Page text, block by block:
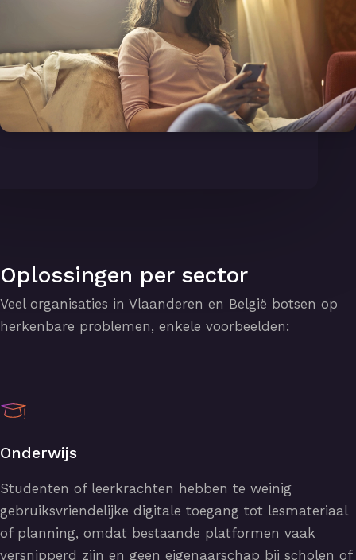
Oplossingen per sector
Veel organisaties in Vlaanderen en België botsen op
herkenbare problemen, enkele voorbeelden:
Onderwijs
Studenten of leerkrachten hebben te weinig
gebruiksvriendelijke digitale toegang tot lesmateriaal
of planning, omdat bestaande platformen vaak
versnipperd zijn en geen eigenaarschap bij scholen of